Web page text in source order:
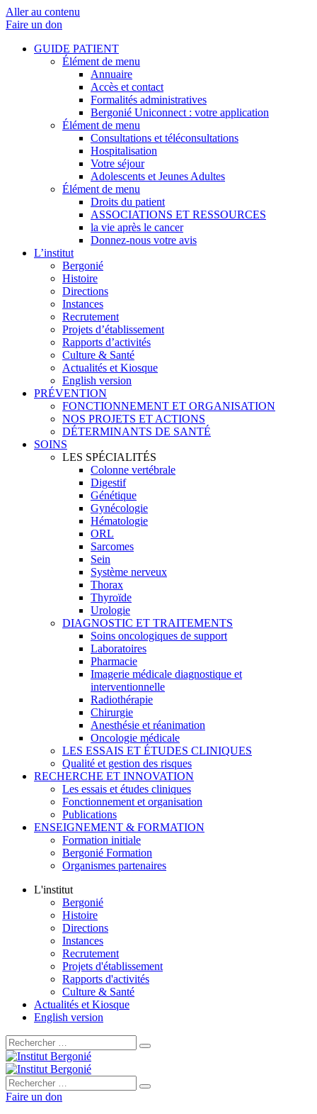
Aller au contenu
Faire un don
GUIDE PATIENT
Élément de menu
Annuaire
Accès et contact
Formalités administratives
Bergonié Uniconnect : votre application
Élément de menu
Consultations et téléconsultations
Hospitalisation
Votre séjour
Adolescents et Jeunes Adultes
Élément de menu
Droits du patient
ASSOCIATIONS ET RESSOURCES
la vie après le cancer
Donnez-nous votre avis
L’institut
Bergonié
Histoire
Directions
Instances
Recrutement
Projets d’établissement
Rapports d’activités
Culture & Santé
Actualités et Kiosque
English version
PRÉVENTION
FONCTIONNEMENT ET ORGANISATION
NOS PROJETS ET ACTIONS
DÉTERMINANTS DE SANTÉ
SOINS
LES SPÉCIALITÉS
Colonne vertébrale
Digestif
Génétique
Gynécologie
Hématologie
ORL
Sarcomes
Sein
Système nerveux
Thorax
Thyroïde
Urologie
DIAGNOSTIC ET TRAITEMENTS
Soins oncologiques de support
Laboratoires
Pharmacie
Imagerie médicale diagnostique et
interventionnelle
Radiothérapie
Chirurgie
Anesthésie et réanimation
Oncologie médicale
LES ESSAIS ET ÉTUDES CLINIQUES
Qualité et gestion des risques
RECHERCHE ET INNOVATION
Les essais et études cliniques
Fonctionnement et organisation
Publications
ENSEIGNEMENT & FORMATION
Formation initiale
Bergonié Formation
Organismes partenaires
L'institut
Bergonié
Histoire
Directions
Instances
Recrutement
Projets d'établissement
Rapports d'activités
Culture & Santé
Actualités et Kiosque
English version
Rechercher :
Rechercher :
Faire un don